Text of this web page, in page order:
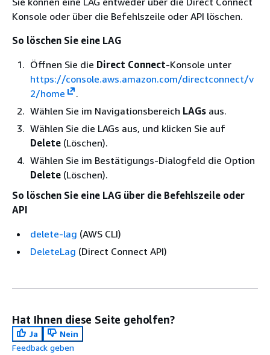
Konsole oder über die Befehlszeile oder API löschen.
So löschen Sie eine LAG
Öffnen Sie die Direct Connect-Konsole unter
https://console.aws.amazon.com/directconnect/v
2/home
.
Wählen Sie im Navigationsbereich LAGs aus.
Wählen Sie die LAGs aus, und klicken Sie auf
Delete (Löschen).
Wählen Sie im Bestätigungs-Dialogfeld die Option
Delete (Löschen).
So löschen Sie eine LAG über die Befehlszeile oder
API
delete-lag (AWS CLI)
DeleteLag (Direct Connect API)
Hat Ihnen diese Seite geholfen?
Ja
Nein
Feedback geben